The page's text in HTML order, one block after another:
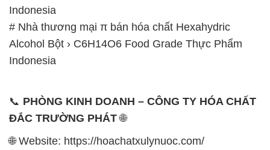
Indonesia
# Nhà thương mại π bán hóa chất Hexahydric
Alcohol Bột › C6H14O6 Food Grade Thực Phẩm
Indonesia
📞 PHÒNG KINH DOANH – CÔNG TY HÓA CHẤT
ĐẮC TRƯỜNG PHÁT🌐
🌐 Website: https://hoachatxulynuoc.com/